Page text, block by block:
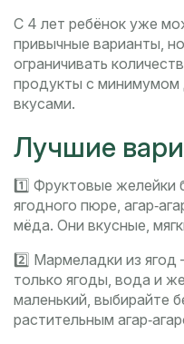
С 4 лет ребёнок уже
привычные варианты,
ограничивать
продукты с минимумом
вкусами.
Лучшие
1️⃣ Фруктовые желейки
ягодного пюре,
мёда. Они вкусные,
2️⃣ Мармеладки из ягод
только ягоды, вода и
маленький, выбирайте
растительным